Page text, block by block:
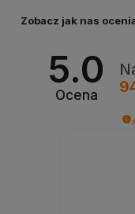
Zobacz jak nas
5.0
Ocena